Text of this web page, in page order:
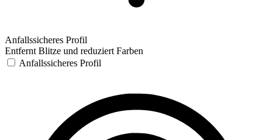
Anfallssicheres Profil
Entfernt Blitze und reduziert Farben
Anfallssicheres Profil